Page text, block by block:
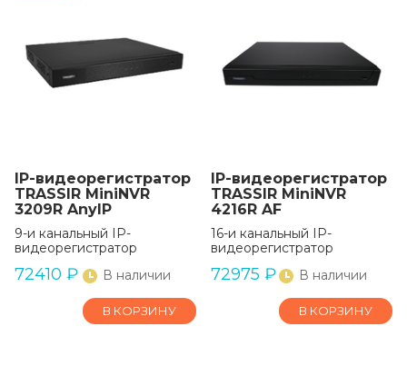
IP-видеорегистратор
TRASSIR MiniNVR
3209R AnyIP
9-и канальный IP-
видеорегистратор
72410 ₽ В наличии
В КОРЗИНУ
IP-видеорегистратор
TRASSIR MiniNVR
4216R AF
16-и канальный IP-
видеорегистратор
72975 ₽ В наличии
В КОРЗИНУ